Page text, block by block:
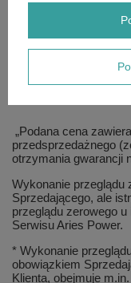
ścieranie,
Trwała,
zapobiega
„Podana cena
przedsprzedażnego
otrzymania gwarancji
Wykonanie przeglądu
Sprzedającego, ale
przeglądu zerowego
Serwisu Aries Power.
* Wykonanie
obowiązkiem
Klienta, obejmuje